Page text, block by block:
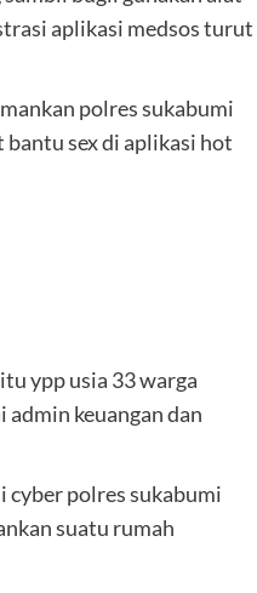
aplikasi medsos turut
polres sukabumi
sex di aplikasi hot
ypp usia 33 warga
admin keuangan dan
cyber polres sukabumi
suatu rumah